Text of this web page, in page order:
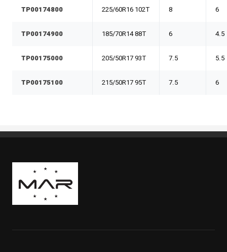
TP00174800 225/60R16 102T 8 6
TP00174900 185/70R14 88T 6 4.5
TP00175000 205/50R17 93T 7.5 5.5
TP00175100 215/50R17 95T 7.5 6
Boutique Mags à Rabais